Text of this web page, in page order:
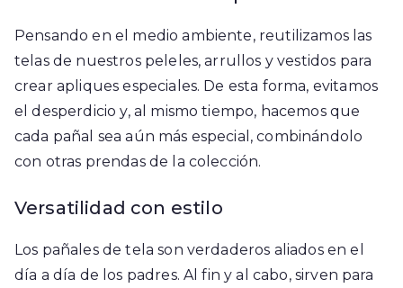
Pensando en el medio ambiente, reutilizamos las
telas de nuestros peleles, arrullos y vestidos para
crear apliques especiales. De esta forma, evitamos
el desperdicio y, al mismo tiempo, hacemos que
cada pañal sea aún más especial, combinándolo
con otras prendas de la colección.
Versatilidad con estilo
Los pañales de tela son verdaderos aliados en el
día a día de los padres. Al fin y al cabo, sirven para